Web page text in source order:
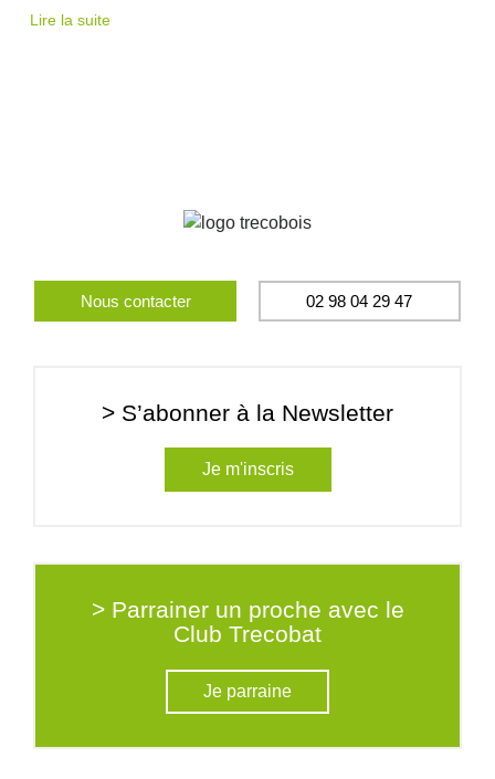
Lire la suite
Nous contacter 02 98 04 29 47
> S’abonner à la Newsletter
Je m'inscris
> Parrainer un proche avec le
Club Trecobat
Je parraine